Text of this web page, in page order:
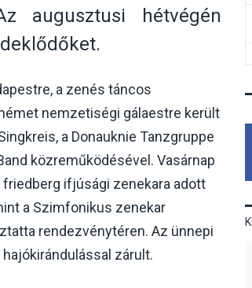
augusztusi hétvégén
a zenés táncos
nemzetiségi gálaestre került
a Donauknie Tanzgruppe
közreműködésével. Vasárnap
ifjúsági zenekara adott
a Szimfonikus zenekar
rendezvénytéren. Az ünnepi
zárult.